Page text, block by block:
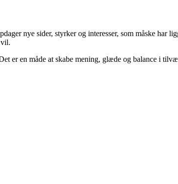
nye sider, styrker og interesser, som måske
er en måde at skabe mening, glæde og balance i